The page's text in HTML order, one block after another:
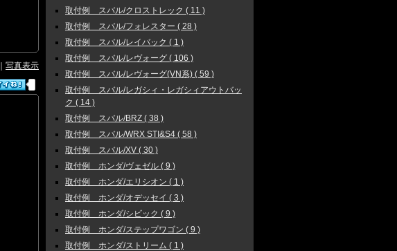
写真表示
取付例 スバル/クロストレック ( 11 )
取付例 スバル/フォレスター ( 28 )
取付例 スバル/レイバック ( 1 )
取付例 スバル/レヴォーグ ( 106 )
取付例 スバル/レヴォーグ(VN系) ( 59 )
取付例 スバル/レガシィ・レガシィアウトバッ
ク ( 14 )
取付例 スバル/BRZ ( 38 )
取付例 スバル/WRX STI&S4 ( 58 )
取付例 スバル/XV ( 30 )
取付例 ホンダ/ヴェゼル ( 9 )
取付例 ホンダ/エリシオン ( 1 )
取付例 ホンダ/オデッセイ ( 3 )
取付例 ホンダ/シビック ( 9 )
取付例 ホンダ/ステップワゴン ( 9 )
取付例 ホンダ/ストリーム ( 1 )